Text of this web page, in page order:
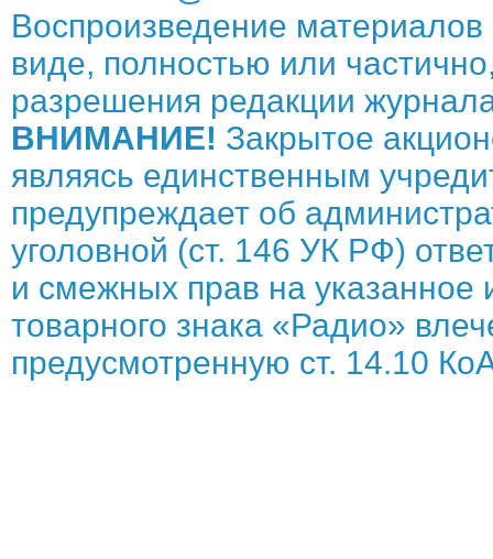
Воспроизведение
виде, полностью или
разрешения редакции
ВНИМАНИЕ! Закрытое
являясь единственным
предупреждает об
уголовной (ст. 146 УК РФ)
и смежных прав на указанное
товарного знака «Радио»
предусмотренную ст. 14.10